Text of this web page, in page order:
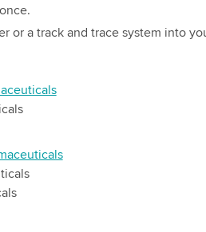
a track and trace system into